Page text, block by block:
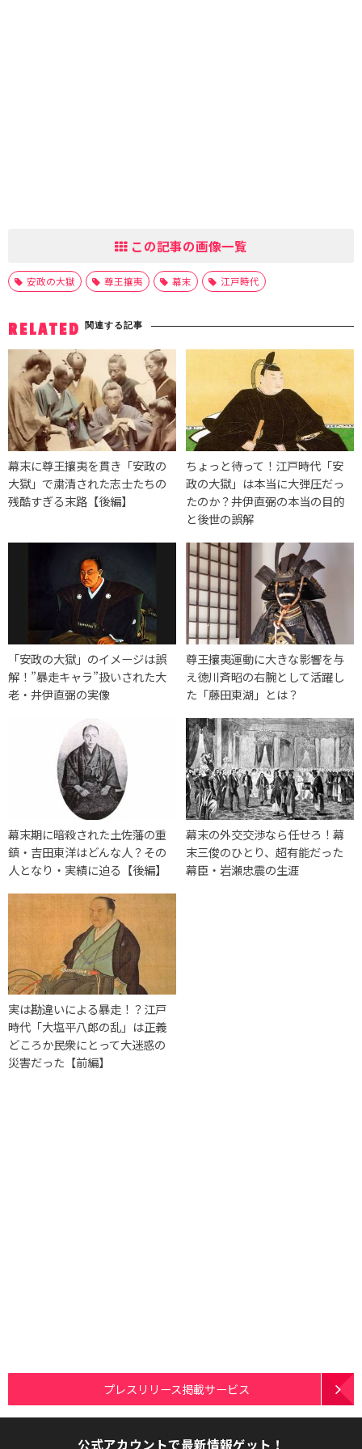
この記事の画像一覧
安政の大獄 尊王攘夷 幕末 江戸時代
RELATED 関連する記事
幕末に尊王攘夷を貫き「安政の
大獄」で粛清された志士たちの
残酷すぎる末路【後編】
ちょっと待って！江戸時代「安
政の大獄」は本当に大弾圧だっ
たのか？井伊直弼の本当の目的
と後世の誤解
「安政の大獄」のイメージは誤
解！”暴走キャラ”扱いされた大
老・井伊直弼の実像
尊王攘夷運動に大きな影響を与
え徳川斉昭の右腕として活躍し
た「藤田東湖」とは？
幕末期に暗殺された土佐藩の重
鎮・吉田東洋はどんな人？その
人となり・実績に迫る【後編】
幕末の外交交渉なら任せろ！幕
末三俊のひとり、超有能だった
幕臣・岩瀬忠震の生涯
実は勘違いによる暴走！？江戸
時代「大塩平八郎の乱」は正義
どころか民衆にとって大迷惑の
災害だった【前編】
プレスリリース掲載サービス
公式アカウントで最新情報ゲット！